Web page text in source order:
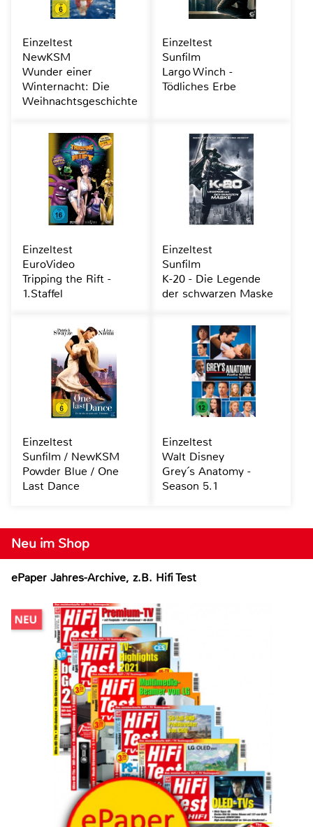
Neu im Shop
ePaper Jahres-Archive, z.B. Hifi Test
Einzeltest
NewKSM
Wunder einer
Winternacht: Die
Weihnachtsgeschichte
Einzeltest
Sunfilm
Largo Winch -
Tödliches Erbe
Einzeltest
EuroVideo
Tripping the Rift -
1.Staffel
Einzeltest
Sunfilm
K-20 - Die Legende
der schwarzen Maske
Einzeltest
Sunfilm / NewKSM
Powder Blue / One
Last Dance
Einzeltest
Walt Disney
Grey´s Anatomy -
Season 5.1